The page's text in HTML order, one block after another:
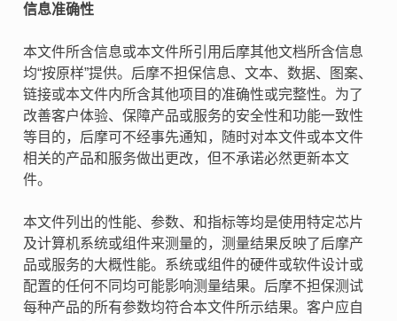
信息准确性
本文件所含信息或本文件所引用后摩其他文档所含信息
均“按原样”提供。后摩不担保信息、文本、数据、图案、
链接或本文件内所含其他项目的准确性或完整性。为了
改善客户体验、保障产品或服务的安全性和功能一致性
等目的，后摩可不经事先通知，随时对本文件或本文件
相关的产品和服务做出更改，但不承诺必然更新本文
件。
本文件列出的性能、参数、和指标等均是使用特定芯片
及计算机系统或组件来测量的，测量结果反映了后摩产
品或服务的大概性能。系统或组件的硬件或软件设计或
配置的任何不同均可能影响测量结果。后摩不担保测试
每种产品的所有参数均符合本文件所示结果。客户应自